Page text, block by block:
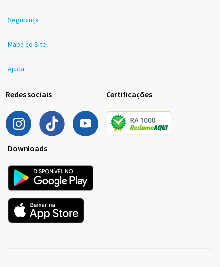
Segurança
Mapa do Site
Ajuda
Redes sociais Certificações
Downloads